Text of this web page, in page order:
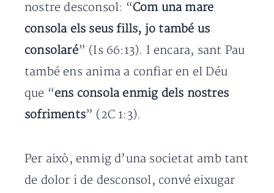
nostre desconsol: “Com una mare
consola els seus fills, jo també us
consolaré” (Is 66:13). I encara, sant Pau
també ens anima a confiar en el Déu
que “ens consola enmig dels nostres
sofriments” (2C 1:3).
Per això, enmig d’una societat amb tant
de dolor i de desconsol, convé eixugar